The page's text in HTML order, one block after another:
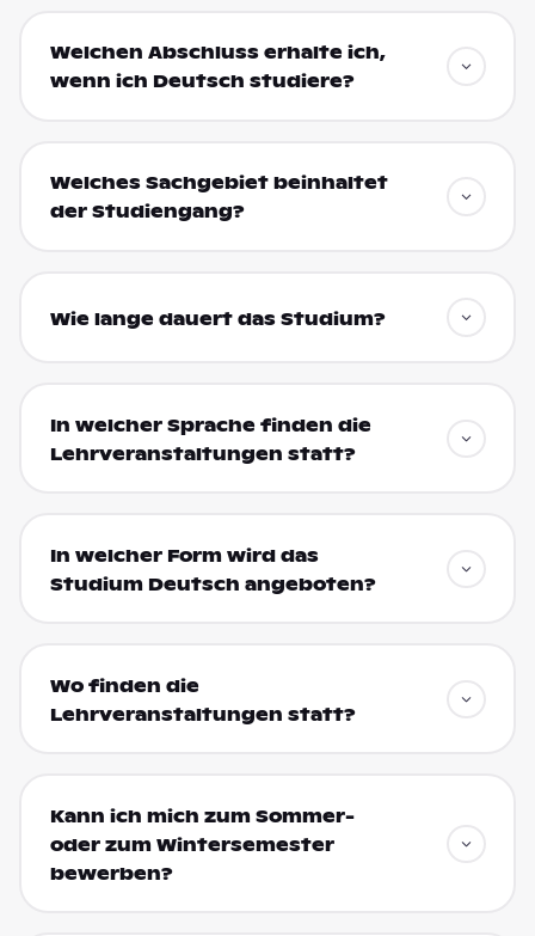
Welchen Abschluss erhalte ich,
wenn ich Deutsch studiere?
Welches Sachgebiet beinhaltet
der Studiengang?
Wie lange dauert das Studium?
In welcher Sprache finden die
Lehrveranstaltungen statt?
In welcher Form wird das
Studium Deutsch angeboten?
Wo finden die
Lehrveranstaltungen statt?
Kann ich mich zum Sommer-
oder zum Wintersemester
bewerben?